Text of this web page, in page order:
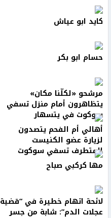
كايد ابو عياش
حسام ابو بكر
مرشحو «لكلّنا مكان»
يتظاهرون أمام منزل تسفي
سوكوت في يتسهار
أهالي أم الفحم يتصدون
لزيارة عضو الكنيست
المتطرف تسفي سوكوت
مها كركبي صباح
لائحة اتهام خطيرة في “قضية
عجلات الدم”: شابة من جسر